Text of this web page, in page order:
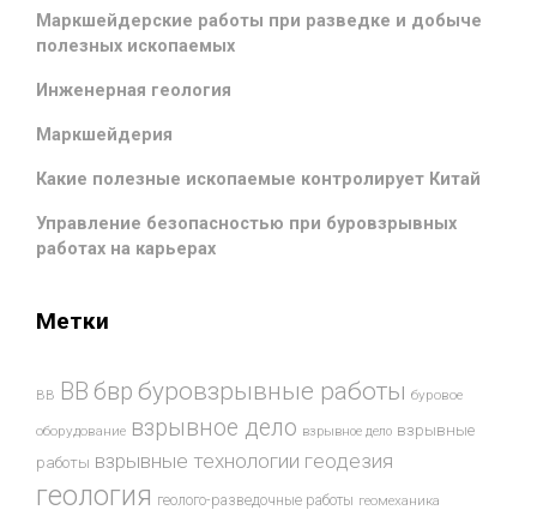
Маркшейдерские работы при разведке и добыче
полезных ископаемых
Инженерная геология
Маркшейдерия
Какие полезные ископаемые контролирует Китай
Управление безопасностью при буровзрывных
работах на карьерах
Метки
ВВ ВВ бвр буровзрывные работы буровое
оборудование взрывное дело взрывное дело взрывные
работы взрывные технологии геодезия
геология геолого-разведочные работы геомеханика